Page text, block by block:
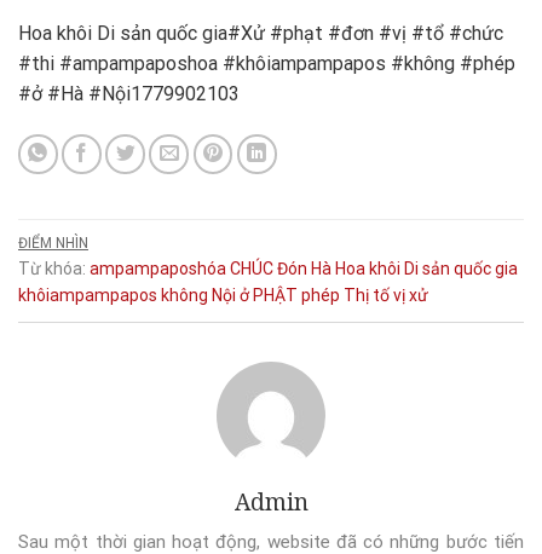
Hoa khôi Di sản quốc gia#Xử #phạt #đơn #vị #tổ #chức
#thi #ampampaposhoa #khôiampampapos #không #phép
#ở #Hà #Nội1779902103
ĐIỂM NHÌN
Từ khóa: ampampaposhóaCHÚCĐón Hà Hoa khôi Di sản quốc gia
khôiampampapos không Nội ở PHẬT phép Thị tốvịxử
Admin
Sau một thời gian hoạt động, website đã có những bước tiến